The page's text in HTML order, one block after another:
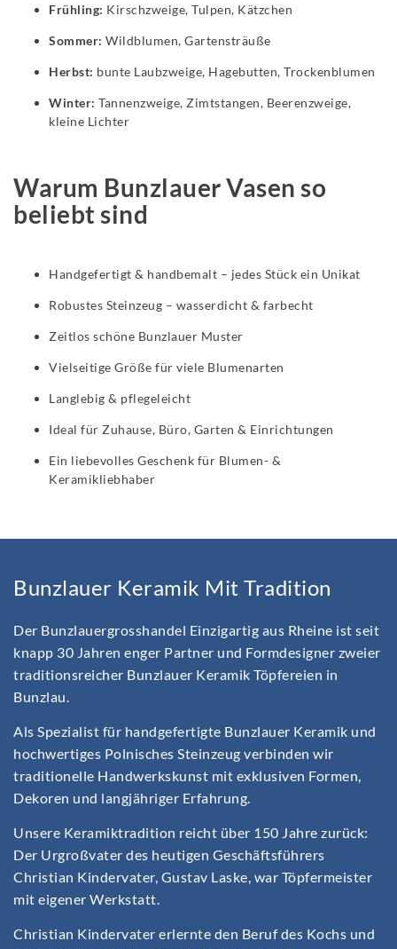
Frühling: Kirschzweige, Tulpen, Kätzchen
Sommer: Wildblumen, Gartensträuße
Herbst: bunte Laubzweige, Hagebutten, Trockenblumen
Winter: Tannenzweige, Zimtstangen, Beerenzweige,
kleine Lichter
Warum Bunzlauer Vasen so
beliebt sind
Handgefertigt & handbemalt – jedes Stück ein Unikat
Robustes Steinzeug – wasserdicht & farbecht
Zeitlos schöne Bunzlauer Muster
Vielseitige Größe für viele Blumenarten
Langlebig & pflegeleicht
Ideal für Zuhause, Büro, Garten & Einrichtungen
Ein liebevolles Geschenk für Blumen- &
Keramikliebhaber
Bunzlauer Keramik Mit Tradition
Der Bunzlauergrosshandel Einzigartig aus Rheine ist seit
knapp 30 Jahren enger Partner und Formdesigner zweier
traditionsreicher Bunzlauer Keramik Töpfereien in
Bunzlau.
Als Spezialist für handgefertigte Bunzlauer Keramik und
hochwertiges Polnisches Steinzeug verbinden wir
traditionelle Handwerkskunst mit exklusiven Formen,
Dekoren und langjähriger Erfahrung.
Unsere Keramiktradition reicht über 150 Jahre zurück:
Der Urgroßvater des heutigen Geschäftsführers
Christian Kindervater, Gustav Laske, war Töpfermeister
mit eigener Werkstatt.
Christian Kindervater erlernte den Beruf des Kochs und